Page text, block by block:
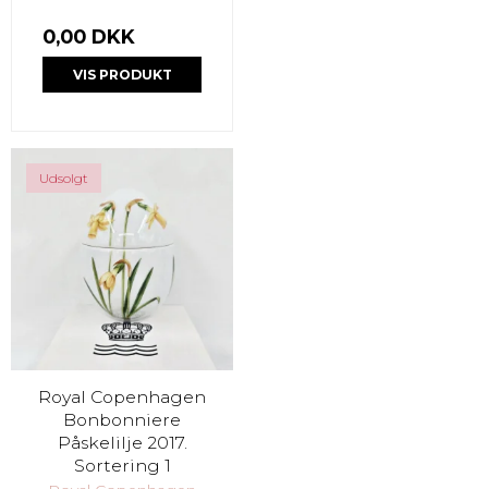
0,00 DKK
VIS PRODUKT
Udsolgt
Royal Copenhagen
Bonbonniere
Påskelilje 2017.
Sortering 1